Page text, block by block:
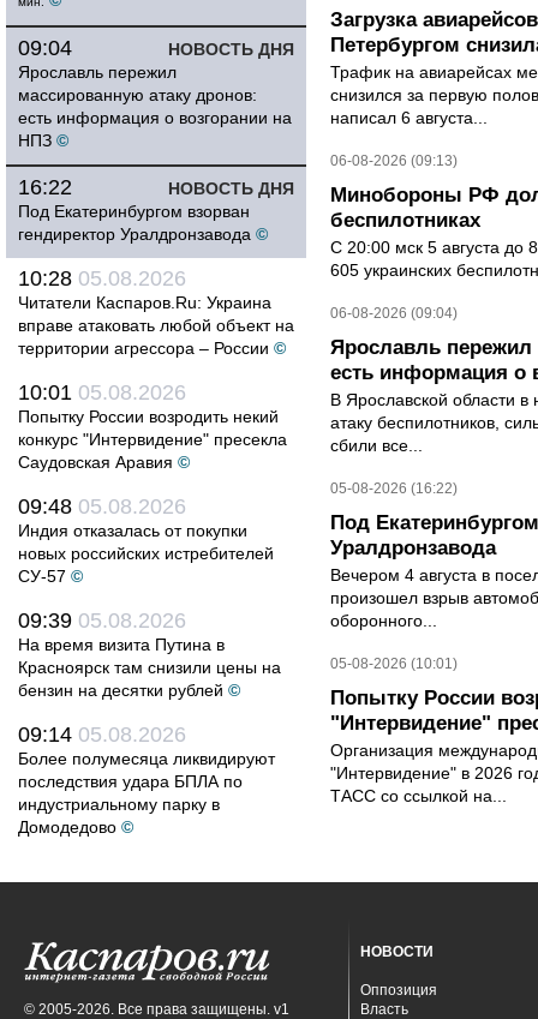
НОВОСТЬ ДНЯ
09:04
Ярославль пережил
массированную атаку дронов:
есть информация о возгорании на
НПЗ ©
НОВОСТЬ ДНЯ
16:22
Под Екатеринбургом взорван
гендиректор Уралдронзавода ©
10:28 05.08.2026
Читатели Каспаров.Ru: Украина
вправе атаковать любой объект на
территории агрессора – России ©
10:01 05.08.2026
Попытку России возродить некий
конкурс "Интервидение" пресекла
Саудовская Аравия ©
09:48 05.08.2026
Индия отказалась от покупки
новых российских истребителей
СУ-57 ©
09:39 05.08.2026
На время визита Путина в
Красноярск там снизили цены на
бензин на десятки рублей ©
09:14 05.08.2026
Более полумесяца ликвидируют
последствия удара БПЛА по
индустриальному парку в
Домодедово ©
Загрузка
Петербургом
Трафик на авиарейсах
снизился за первую
написал 6 августа...
06-08-2026 (09:13)
Минобороны РФ
беспилотниках
С 20:00 мск 5 августа до
605 украинских
06-08-2026 (09:04)
Ярославль пережил
есть информация о
В Ярославской области в
атаку беспилотников,
сбили все...
05-08-2026 (16:22)
Под
Уралдронзавода
Вечером 4 августа в
произошел взрыв
оборонного...
05-08-2026 (10:01)
Попытку России
"Интервидение"
Организация
"Интервидение" в 2026
ТАСС со ссылкой на...
© 2005-2026. Все права защищены. v1
НОВОСТИ
Оппозиция
Власть